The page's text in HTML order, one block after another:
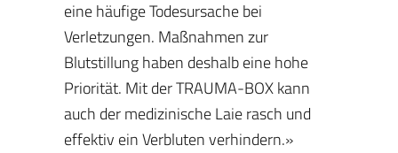
eine häufige Todesursache bei
Verletzungen. Maßnahmen zur
Blutstillung haben deshalb eine hohe
Priorität. Mit der TRAUMA-BOX kann
auch der medizinische Laie rasch und
effektiv ein Verbluten verhindern.»